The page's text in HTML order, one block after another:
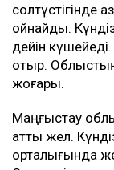
солтүстігінде
ойнайды.
дейін
отыр. Облыстың
жоғары.
Маңғыстау
қатты жел.
орталығында